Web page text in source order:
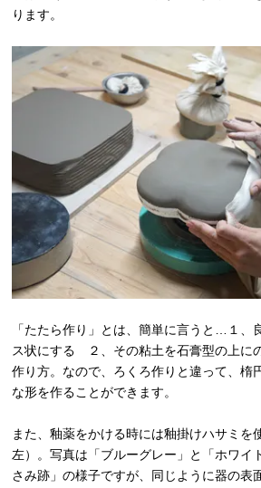
ります。
「たたら作り」とは、簡単に言うと…１、
ス状にする ２、その粘土を石膏型の上に
作り方。なので、ろくろ作りと違って、楕
な形を作ることができます。
また、釉薬をかける時には釉掛けハサミを
左）。写真は「ブルーグレー」と「ホワイ
さみ跡」の様子ですが、同じように器の表